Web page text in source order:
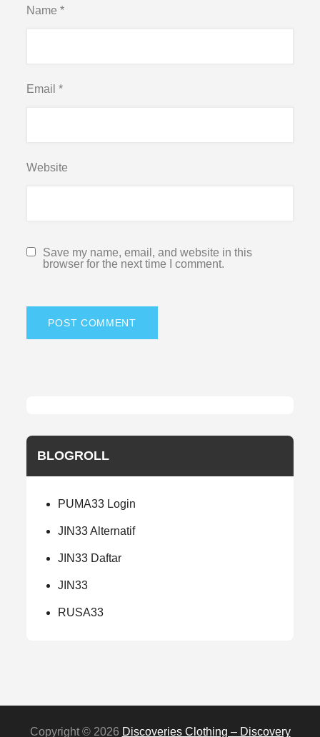
Name*
Email*
Website
Save my name, email, and website in this
browser for the next time I comment.
BLOGROLL
PUMA33 Login
JIN33 Alternatif
JIN33 Daftar
JIN33
RUSA33
Copyright © 2026 Discoveries Clothing – Discovery